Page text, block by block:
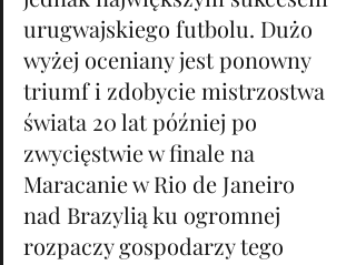
urugwajskiego futbolu. Dużo
wyżej oceniany jest ponowny
triumf i zdobycie mistrzostwa
świata 20 lat później po
zwycięstwie w finale na
Maracanie w Rio de Janeiro
nad Brazylią ku ogromnej
rozpaczy gospodarzy tego